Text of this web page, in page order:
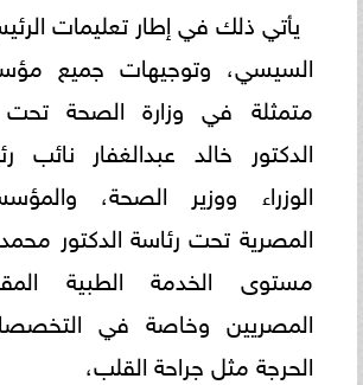
يأتي ذلك في إطار تعليمات
السيسي، وتوجيهات جميع
متمثلة في وزارة الصحة تحت
الدكتور خالد عبدالغفار
الوزراء ووزير الصحة،
المصرية تحت رئاسة الدكتور
مستوى الخدمة الطبية
المصريين وخاصة في
الحرجة مثل جراحة القلب،